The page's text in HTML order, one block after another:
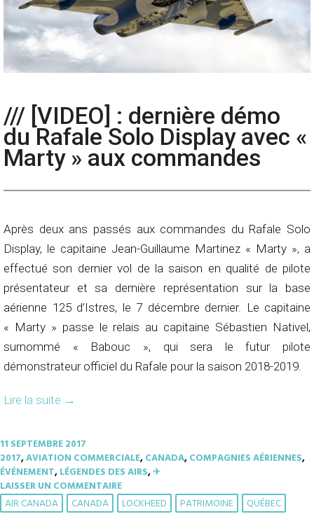
/// [VIDEO] : dernière démo
du Rafale Solo Display avec «
Marty » aux commandes
Après deux ans passés aux commandes du Rafale Solo
Display, le capitaine Jean-Guillaume Martinez « Marty », a
effectué son dernier vol de la saison en qualité de pilote
présentateur et sa dernière représentation sur la base
aérienne 125 d’Istres, le 7 décembre dernier. Le capitaine
« Marty » passe le relais au capitaine Sébastien Nativel,
surnommé « Babouc », qui sera le futur pilote
démonstrateur officiel du Rafale pour la saison 2018-2019.
Lire la suite →
11 SEPTEMBRE 2017
2017,AVIATION COMMERCIALE,CANADA,COMPAGNIES AÉRIENNES,
ÉVÉNEMENT,LÉGENDES DES AIRS,✈︎
LAISSER UN COMMENTAIRE
AIR CANADA CANADA LOCKHEED PATRIMOINE QUÉBEC